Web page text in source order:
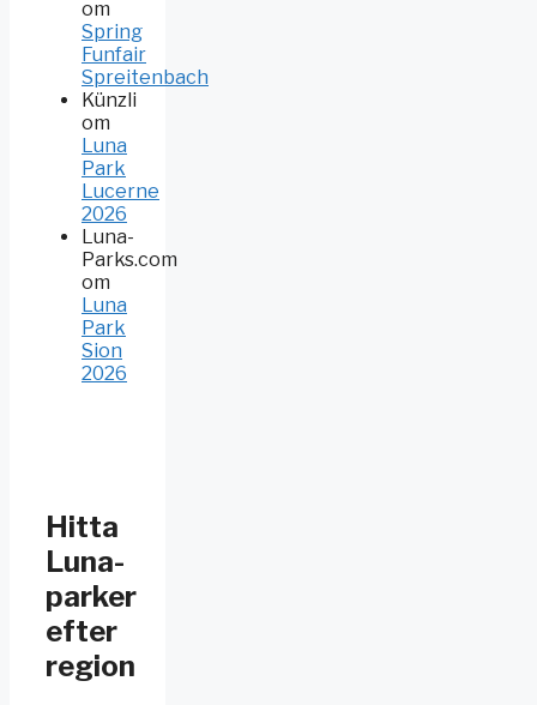
om
Spring
Funfair
Spreitenbach
Künzli
om
Luna
Park
Lucerne
2026
Luna-
Parks.com
om
Luna
Park
Sion
2026
Hitta
Luna-
parker
efter
region